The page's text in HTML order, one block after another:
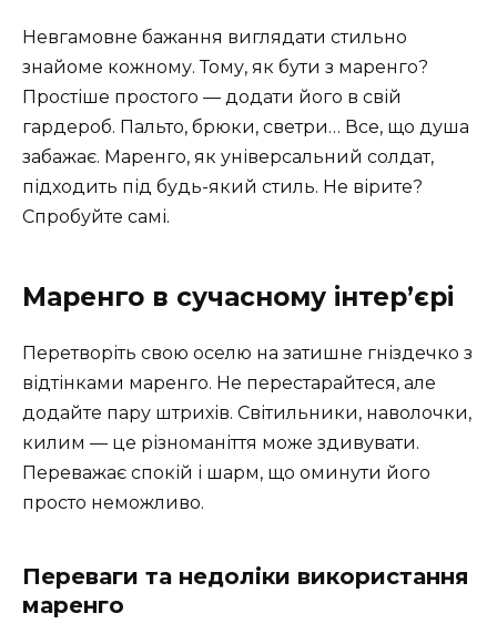
Невгамовне бажання виглядати стильно
знайоме кожному. Тому, як бути з маренго?
Простіше простого — додати його в свій
гардероб. Пальто, брюки, светри… Все, що душа
забажає. Маренго, як універсальний солдат,
підходить під будь-який стиль. Не вірите?
Спробуйте самі.
Маренго в сучасному інтер’єрі
Перетворіть свою оселю на затишне гніздечко з
відтінками маренго. Не перестарайтеся, але
додайте пару штрихів. Світильники, наволочки,
килим — це різноманіття може здивувати.
Переважає спокій і шарм, що оминути його
просто неможливо.
Переваги та недоліки використання
маренго